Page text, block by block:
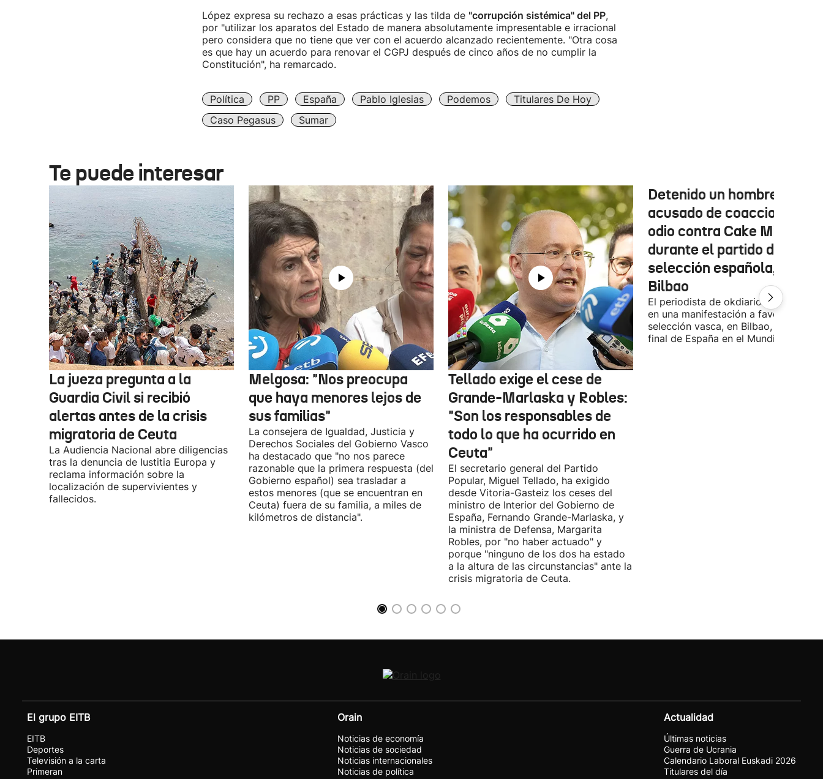
López expresa su rechazo a esas prácticas y las tilda de "corrupción sistémica" del PP,
por "utilizar los aparatos del Estado de manera absolutamente impresentable e irracional
pero considera que no tiene que ver con el acuerdo alcanzado recientemente. "Otra cosa
es que hay un acuerdo para renovar el CGPJ después de cinco años de no cumplir la
Constitución", ha remarcado.
Política PP España Pablo Iglesias Podemos
Titulares De Hoy
Caso Pegasus
Sumar
Te puede interesar
La jueza pregunta a la
Guardia Civil si recibió
alertas antes de la crisis
migratoria de Ceuta
La Audiencia Nacional abre diligencias
tras la denuncia de Iustitia Europa y
reclama información sobre la
localización de supervivientes y
fallecidos.
Melgosa: "Nos preocupa
que haya menores lejos de
sus familias"
La consejera de Igualdad, Justicia y
Derechos Sociales del Gobierno Vasco
ha destacado que "no nos parece
razonable que la primera respuesta (del
Gobierno español) sea trasladar a
estos menores (que se encuentran en
Ceuta) fuera de su familia, a miles de
kilómetros de distancia".
Tellado exige el cese de
Grande-Marlaska y Robles:
"Son los responsables de
todo lo que ha ocurrido en
Ceuta"
El secretario general del Partido
Popular, Miguel Tellado, ha exigido
desde Vitoria-Gasteiz los ceses del
ministro de Interior del Gobierno de
España, Fernando Grande-Marlaska, y
la ministra de Defensa, Margarita
Robles, por "no haber actuado" y
porque "ninguno de los dos ha estado
a la altura de las circunstancias" ante la
crisis migratoria de Ceuta.
Detenido un hombre
acusado de coacciones y
odio contra Cake Minuesa
durante el partido de la
selección española, en
Bilbao
El periodista de okdiario se
en una manifestación a favor de la
selección vasca, en Bilbao, durante la
final de España en el Mundial.
El grupo EITB
EITB
Deportes
Televisión a la carta
Primeran
Orain
Noticias de economía
Noticias de sociedad
Noticias internacionales
Noticias de política
Actualidad
Últimas noticias
Guerra de Ucrania
Calendario Laboral Euskadi 2026
Titulares del día